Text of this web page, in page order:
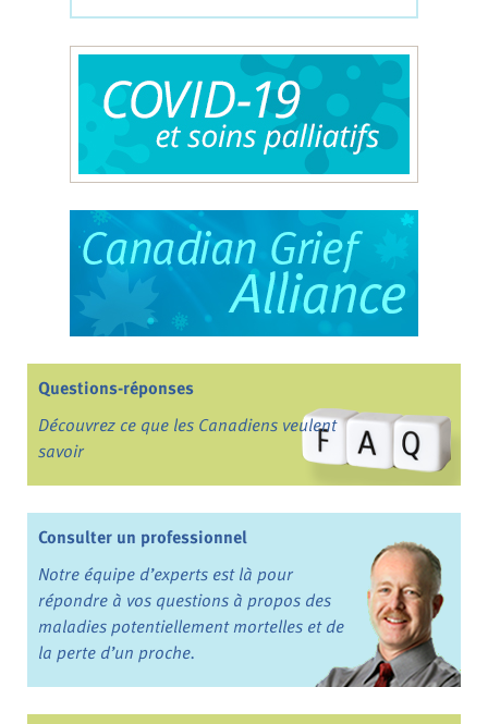
Questions-réponses
Découvrez ce que les Canadiens veulent
savoir
Consulter un professionnel
Notre équipe d’experts est là pour
répondre à vos questions à propos des
maladies potentiellement mortelles et de
la perte d’un proche.